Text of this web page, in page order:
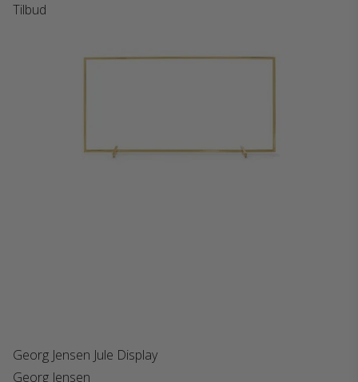
Tilbud
Georg Jensen Jule Display
Georg Jensen